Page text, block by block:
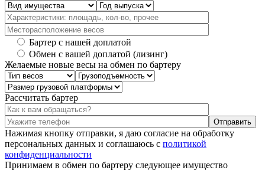
Бартер с нашей доплатой
Обмен с вашей доплатой (лизинг)
Желаемые новые весы на обмен по бартеру
Рассчитать бартер
Отправить
Нажимая кнопку отправки, я даю согласие на обработку
персональных данных и соглашаюсь с политикой
конфиденциальности
Принимаем в обмен по бартеру следующее имущество